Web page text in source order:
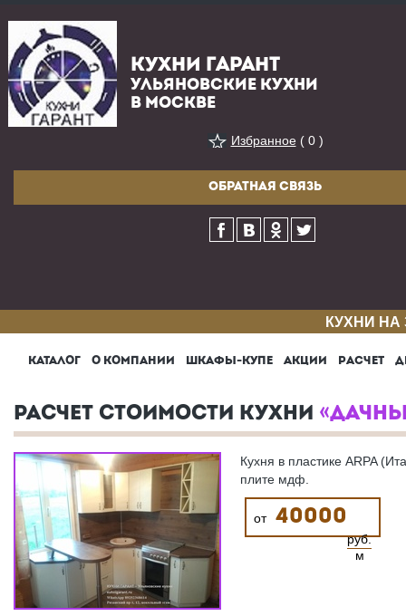
КУХНИ ГАРАНТ
УЛЬЯНОВСКИЕ КУХНИ
В МОСКВЕ
Избранное( 0 )
ОБРАТНАЯ СВЯЗЬ
КУХНИ
КАТАЛОГ О КОМПАНИИ ШКАФЫ-КУПЕ АКЦИИ РАСЧЕТ
РАСЧЕТ СТОИМОСТИ КУХНИ
Кухня в пластике ARPA
плите мдф.
от 40000
руб.
м